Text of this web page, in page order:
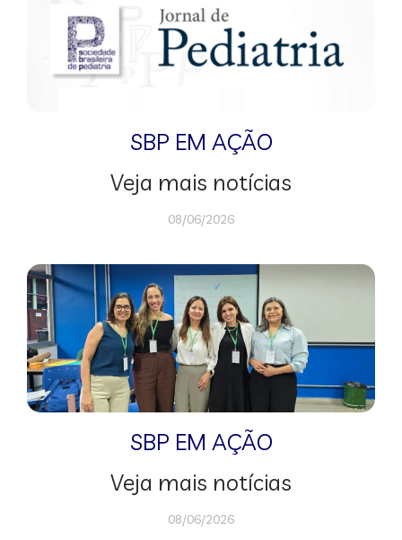
SBP EM AÇÃO
Veja mais notícias
08/06/2026
SBP EM AÇÃO
Veja mais notícias
08/06/2026